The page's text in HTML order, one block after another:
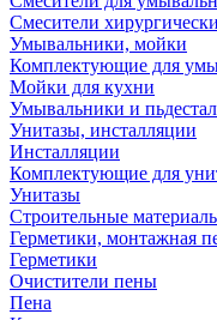
Смесители
Умывальники, мойки
Комплектующие для
Мойки для кухни
Умывальники и
Унитазы, инсталляции
Инсталляции
Комплектующие для
Унитазы
Строительные
Герметики, монтажная
Герметики
Очистители пены
Пена